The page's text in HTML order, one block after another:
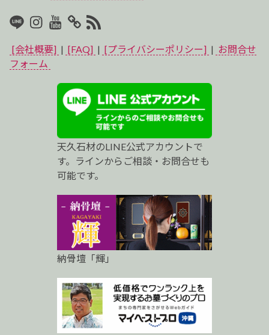
LINEInstagram
Youtube
マ
イ
ス
ト
ロ
RSS2
[会社概要] | [FAQ] | [プライバシーポリシー] | お問合せ
フォーム
天久石材のLINE公式アカウントで
す。ラインからご相談・お問合せも
可能です。
納骨壇「輝」